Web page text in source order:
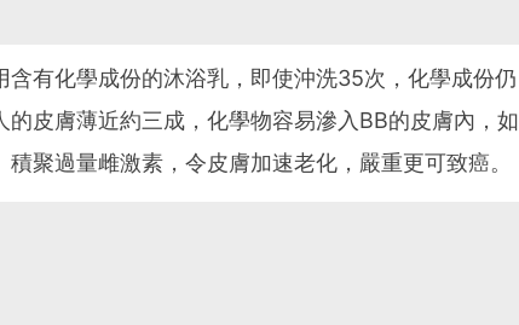
有化學成份的沐浴乳，即使沖洗35次，化學成份仍
皮膚薄近約三成，化學物容易滲入BB的皮膚內，如
聚過量雌激素，令皮膚加速老化，嚴重更可致癌。